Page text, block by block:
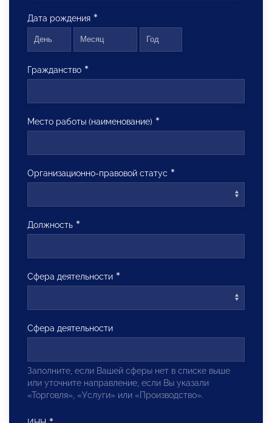
Дата рождения
Гражданство
Место работы (наименование)
Организационно-правовой статус
Должность
Сфера деятельности
Сфера деятельности
Заполните, если Вашей сферы нет в списке выше
или уточните направление, если Вы указали
«Торговля», «Услуги» или «Производство».